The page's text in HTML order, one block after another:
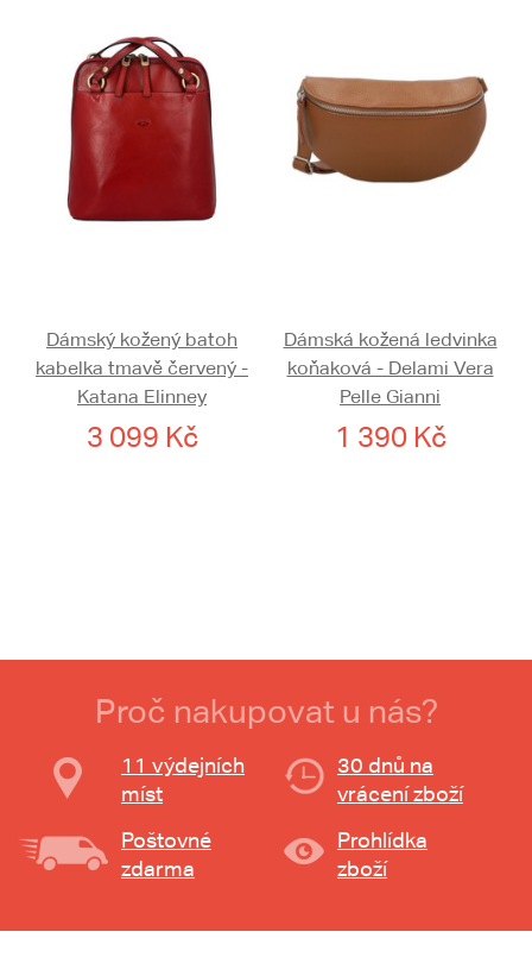
Dámský kožený batoh
kabelka tmavě červený -
Katana Elinney
3 099 Kč
Dámská kožená ledvinka
koňaková - Delami Vera
Pelle Gianni
1 390 Kč
Proč nakupovat u nás?
11 výdejních
míst
30 dnů na
vrácení zboží
Poštovné
zdarma
Prohlídka
zboží